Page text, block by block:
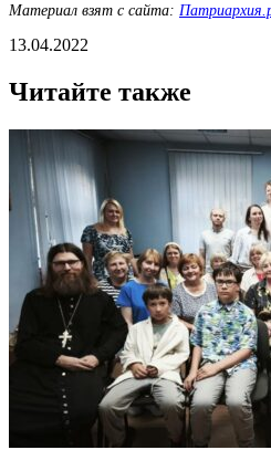
Материал взят с сайта:
13.04.2022
Читайте также